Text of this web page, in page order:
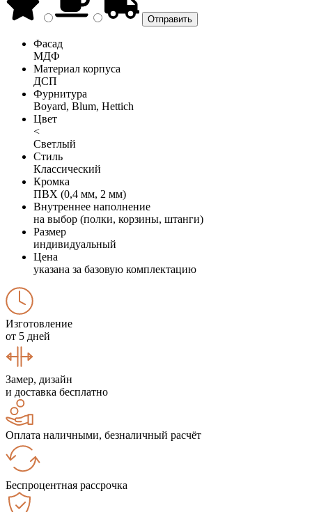
Фасад
МДФ
Материал корпуса
ДСП
Фурнитура
Boyard, Blum, Hettich
Цвет
<
Светлый
Стиль
Классический
Кромка
ПВХ (0,4 мм, 2 мм)
Внутреннее наполнение
на выбор (полки, корзины, штанги)
Размер
индивидуальный
Цена
указана за базовую комплектацию
Изготовление
от 5 дней
Замер, дизайн
и доставка бесплатно
Оплата наличными, безналичный расчёт
Беспроцентная рассрочка